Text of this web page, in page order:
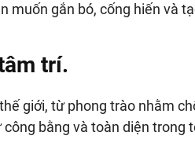
muốn gắn bó, cống hiến và
trí.
giới, từ phong trào nhằm
bằng và toàn diện trong